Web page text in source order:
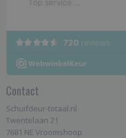
Contact
Schuifdeur-totaal.nl
Twentelaan 21
7681 NE Vroomshoop